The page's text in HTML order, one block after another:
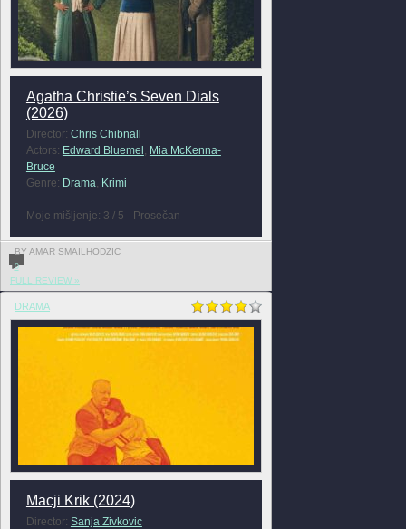
Agatha Christie’s Seven Dials
(2026)
Director: Chris Chibnall
Actors: Edward Bluemel Mia McKenna-
Bruce
Genre: Drama Krimi
Moje mišljenje: 3 / 5 - Prosečan
BY AMAR SMAILHODZIC
0
FULL REVIEW »
DRAMA
Macji Krik (2024)
Director: Sanja Zivkovic